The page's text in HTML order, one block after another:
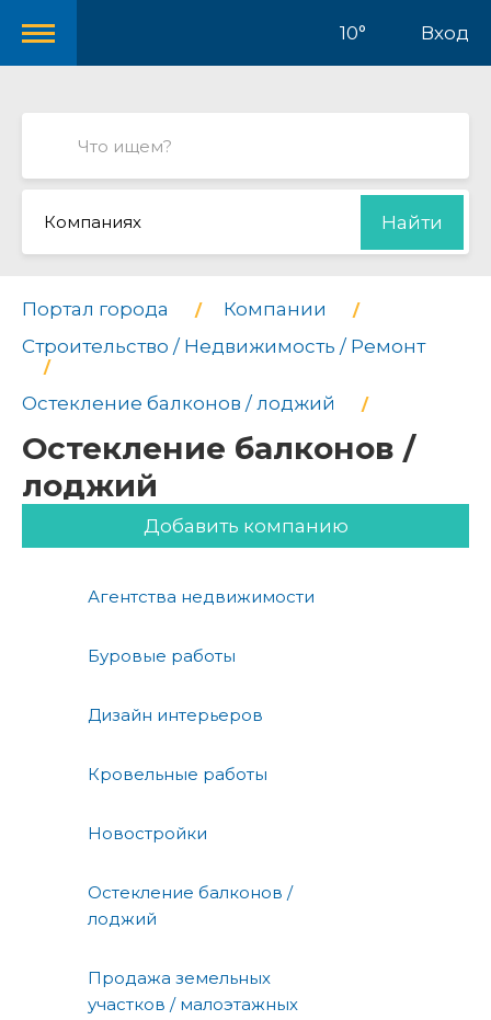
10° Вход
Компаниях Найти
Портал города
Компании
Строительство / Недвижимость / Ремонт
Остекление балконов / лоджий
Остекление балконов /
лоджий
Добавить компанию
Агентства недвижимости
Буровые работы
Дизайн интерьеров
Кровельные работы
Новостройки
Остекление балконов /
лоджий
Продажа земельных
участков / малоэтажных